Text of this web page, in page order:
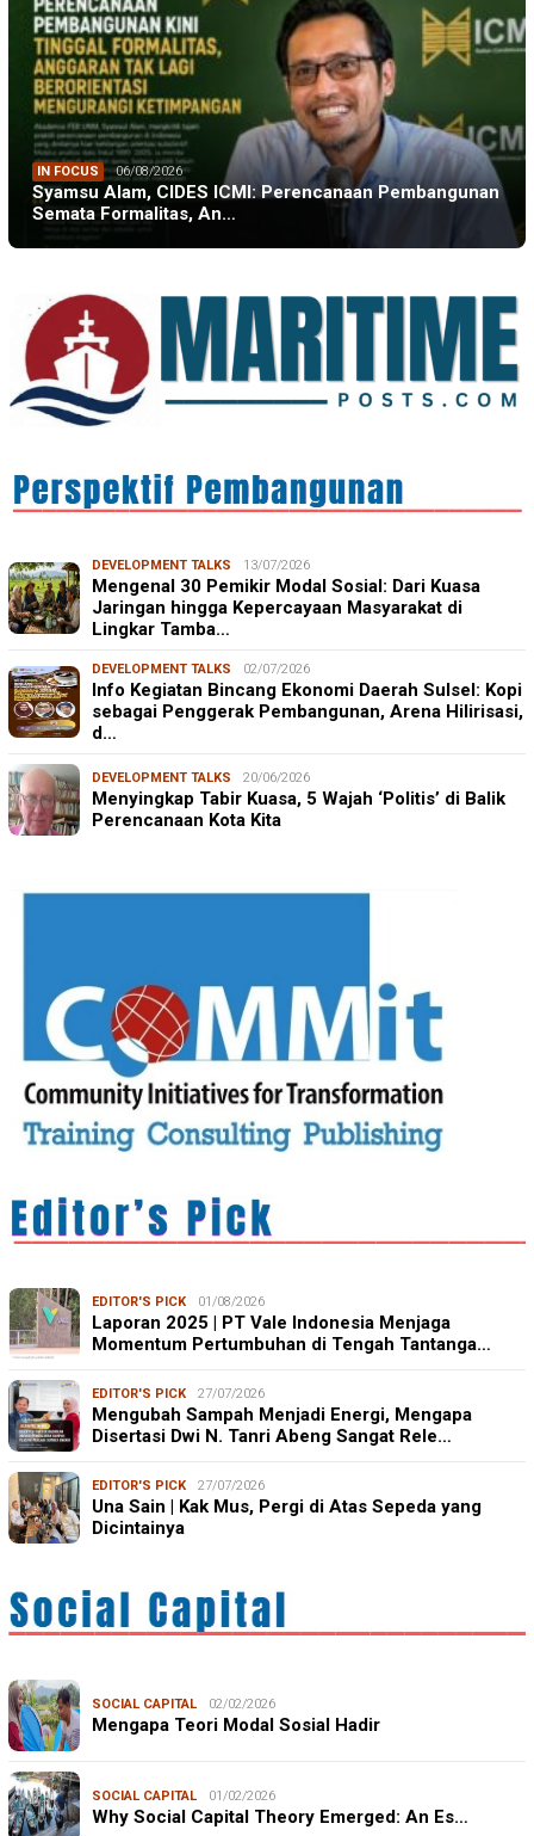
IN FOCUS 06/08/2026
Syamsu Alam, CIDES ICMI: Perencanaan Pembangunan
Semata Formalitas, An…
DEVELOPMENT TALKS 13/07/2026
Mengenal 30 Pemikir Modal Sosial: Dari Kuasa
Jaringan hingga Kepercayaan Masyarakat di
Lingkar Tamba…
DEVELOPMENT TALKS 02/07/2026
Info Kegiatan Bincang Ekonomi Daerah Sulsel: Kopi
sebagai Penggerak Pembangunan, Arena Hilirisasi,
d…
DEVELOPMENT TALKS 20/06/2026
Menyingkap Tabir Kuasa, 5 Wajah ‘Politis’ di Balik
Perencanaan Kota Kita
EDITOR'S PICK 01/08/2026
Laporan 2025 | PT Vale Indonesia Menjaga
Momentum Pertumbuhan di Tengah Tantanga…
EDITOR'S PICK 27/07/2026
Mengubah Sampah Menjadi Energi, Mengapa
Disertasi Dwi N. Tanri Abeng Sangat Rele…
EDITOR'S PICK 27/07/2026
Una Sain | Kak Mus, Pergi di Atas Sepeda yang
Dicintainya
SOCIAL CAPITAL 02/02/2026
Mengapa Teori Modal Sosial Hadir
SOCIAL CAPITAL 01/02/2026
Why Social Capital Theory Emerged: An Es…